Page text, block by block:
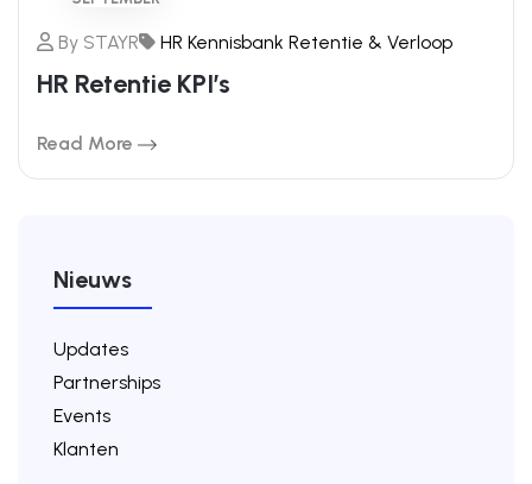
By STAYR HR Kennisbank Retentie & Verloop
HR Retentie KPI’s
Read More
Nieuws
Updates
Partnerships
Events
Klanten